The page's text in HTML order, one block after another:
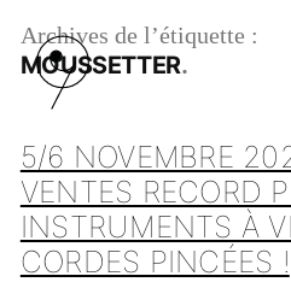
Archives de l’étiquette :
MOUSSETTER
5/6 NOVEMBRE
VENTES RECORD
INSTRUMENTS À
CORDES PINCÉES !